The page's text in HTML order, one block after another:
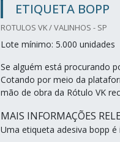
ETIQUETA BOPP
ROTULOS VK / VALINHOS - SP
Lote mínimo: 5.000 unidades
Se alguém está procurando
Cotando por meio da
mão de obra da Rótulo VK
MAIS INFORMAÇÕES
Uma etiqueta adesiva bopp é